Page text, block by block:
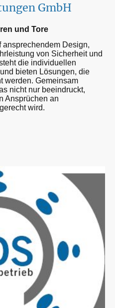
GmbH
und Tore
ansprechendem Design,
von Sicherheit und
die individuellen
bieten Lösungen, die
werden. Gemeinsam
nicht nur beeindruckt,
Ansprüchen an
wird.